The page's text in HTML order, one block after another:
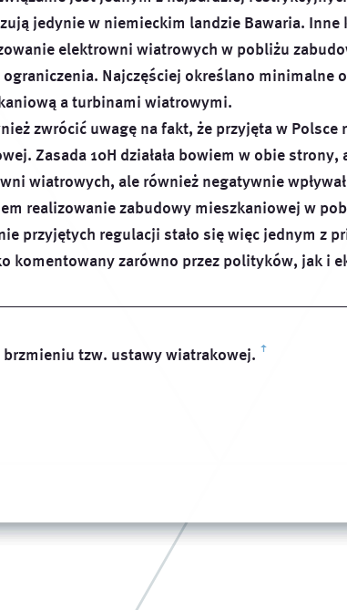
jedynie w niemieckim landzie Bawaria. Inne
elektrowni wiatrowych w pobliżu
Najczęściej określano minimalne
a turbinami wiatrowymi.
zwrócić uwagę na fakt, że przyjęta w Polsce
Zasada 10H działała bowiem w obie
wiatrowych, ale również negatywnie
realizowanie zabudowy mieszkaniowej w
przyjętych regulacji stało się więc jednym z
komentowany zarówno przez polityków, jak i
tzw. ustawy wiatrakowej. ꜛ